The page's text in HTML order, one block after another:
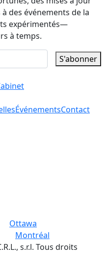
des événements de la
expérimentés—
à temps.
S'abonner
ÉvénementsContact
Ottawa
Montréal
s.r.l. Tous droits